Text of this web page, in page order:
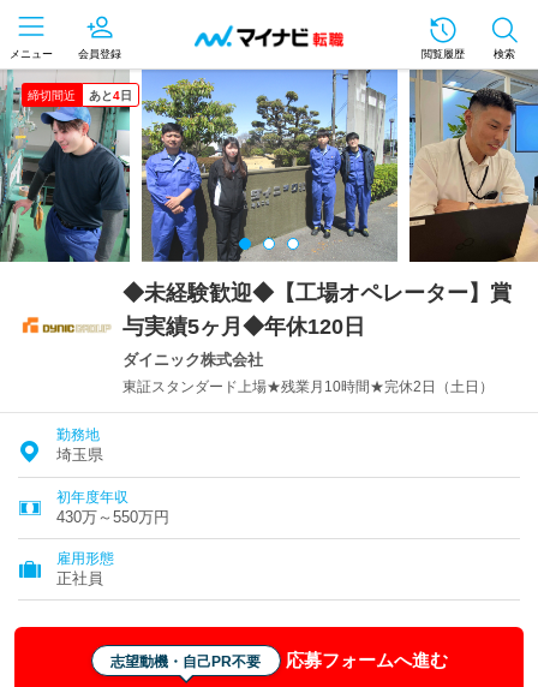
メニュー 会員登録 閲覧履歴 検索
締切間近 あと4日
◆未経験歓迎◆【工場オペレーター】賞
与実績5ヶ月◆年休120日
ダイニック株式会社
東証スタンダード上場★残業月10時間★完休2日（土日）
勤務地
埼玉県
初年度年収
430万～550万円
雇用形態
正社員
志望動機・自己PR不要 応募フォームへ進む